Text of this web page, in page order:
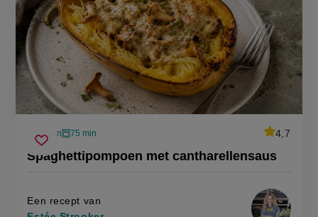
Spaghettipompoen met cantharellensaus
voorbereidingstijd
50 min
oventijd
75 min
average
4,7
Beoordeel
Een recept van
Sla
recept
spaghettipompoen
met
cantharellensaus